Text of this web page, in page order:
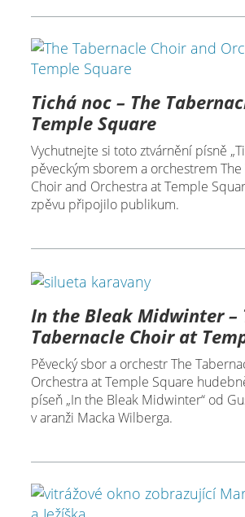
Tichá noc – The
Temple Square
Vychutnejte si toto ztvárnění písně
pěveckým sborem a orchestrem
Choir and Orchestra at Temple
zpěvu připojilo publikum.
In the Bleak Midwinter –
Tabernacle Choir at
Pěvecký sbor a orchestr The
Orchestra at Temple Square
píseň „In the Bleak Midwinter“ od
v aranži Macka Wilberga.